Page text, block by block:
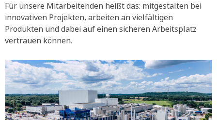
Für unsere Mitarbeitenden heißt das: mitgestalten bei
innovativen Projekten, arbeiten an vielfältigen
Produkten und dabei auf einen sicheren Arbeitsplatz
vertrauen können.